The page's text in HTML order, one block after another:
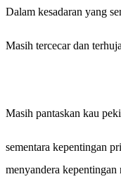
Dalam kesadaran yang
Masih tercecar dan
Masih pantaskan kau
sementara kepentingan
menyandera kepentingan